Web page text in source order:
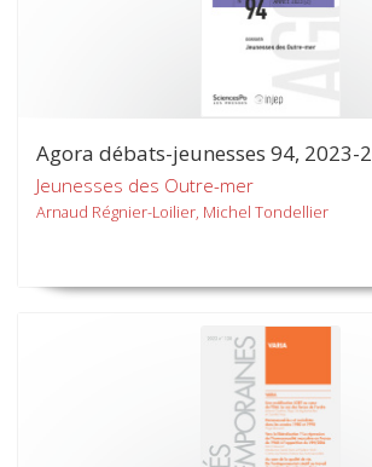
Agora débats-jeunesses 94, 2023-2
Jeunesses des Outre-mer
Arnaud Régnier-Loilier, Michel Tondellier